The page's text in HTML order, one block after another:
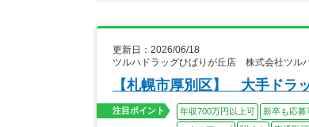
更新日：2026/06/18
ツルハドラッグひばりが丘店 株式会社ツル
【札幌市厚別区】 大手ドラ
注目ポイント 年収700万円以上可 新卒も応募